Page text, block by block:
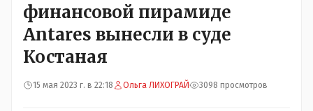
финансовой пирамиде
Antares вынесли в суде
Костаная
15 мая 2023 г. в 22:18 Ольга ЛИХОГРАЙ 3098 просмотров